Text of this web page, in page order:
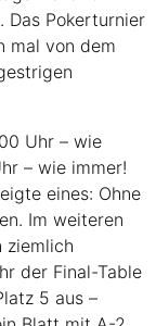
Das Pokerturnier
mal von dem
Uhr – wie
– wie immer!
eines: Ohne
Im weiteren
ziemlich
der Final-Table
5 aus –